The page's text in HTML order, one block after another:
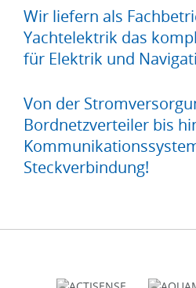
Wir liefern als
Yachtelektrik das
für Elektrik und
Von der
Bordnetzverteiler bis
Steckverbindung!